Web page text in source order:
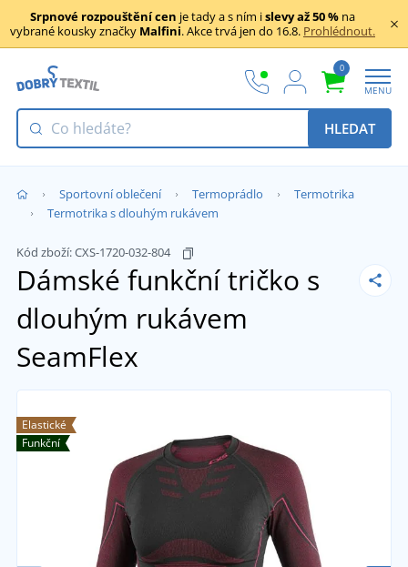
Srpnové rozpouštění cen je tady a s ním islevy až 50 % na
vybrané kousky značky Malfini. Akce trvá jen do 16.8. Prohlédnout.
0
MENU
HLEDAT
Sportovní oblečení Termoprádlo
Termotrika
Termotrika s dlouhým rukávem
Kód zboží:CXS-1720-032-804
Dámské funkční tričko s
dlouhým rukávem
SeamFlex
Elastické
Funkční